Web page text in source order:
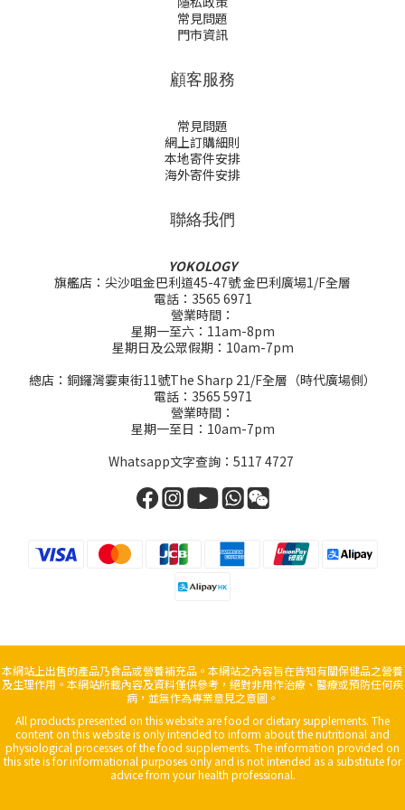
常見問題
門市資訊
顧客服務
常見問題
網上訂購細則
本地寄件安排
海外寄件安排
聯絡我們
YOKOLOGY
旗艦店：尖沙咀金巴利道45-47號 金巴利廣場1/F全層
電話：3565 6971
營業時間：
星期一至六：11am-8pm
星期日及公眾假期：10am-7pm
總店：銅鑼灣霎東街11號The Sharp 21/F全層（時代廣場側）
電話：3565 5971
營業時間：
星期一至日：10am-7pm
Whatsapp文字查詢：5117 4727
本網站上出售的產品乃食品或營養補充品。本網站之內容旨在告知有關保健品之營養
及生理作用。本網站所載內容及資料僅供參考，絕對非用作治療、醫療或預防任何疾
病，並無作為專業意見之意圖。
All products presented on this website are food or dietary supplements. The
content on this website is only intended to inform about the nutritional and
physiological processes of the food supplements. The information provided on
this site is for informational purposes only and is not intended as a substitute for
advice from your health professional.